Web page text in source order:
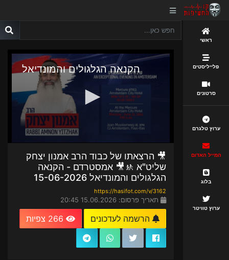
ראשי
פלייליסטים
סרטונים
ערוץ טלגרם
המייל האדום
בלוג
ערוץ טוויטר
🎥 הרצאתו של כבוד הרב אמנון יצחק
שליט"א 🚸🎥 אמסטרדם - הקנאה
הגלגולים והמונדיאל 15-06-2026
https://hasifot.com/v/3162
תאריך פרסום: 15.06.2026 20:45
הרשמה לעדכונים